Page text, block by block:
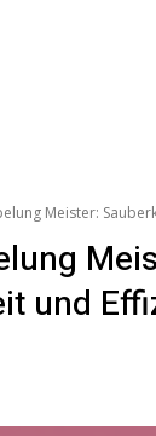
Meister:
und